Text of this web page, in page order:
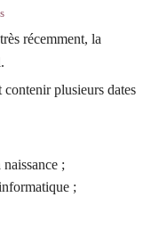
récemment, la
plusieurs dates
;
;